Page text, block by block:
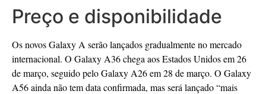
Preço e disponibilidade
Os novos Galaxy A serão lançados gradualmente no mercado
internacional. O Galaxy A36 chega aos Estados Unidos em 26
de março, seguido pelo Galaxy A26 em 28 de março. O Galaxy
A56 ainda não tem data confirmada, mas será lançado “mais